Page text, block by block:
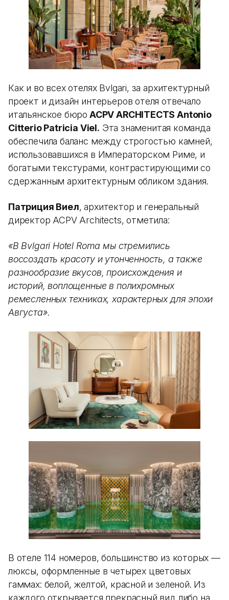
Как и во всех отелях Bvlgari, за архитектурный
проект и дизайн интерьеров отеля отвечало
итальянское бюро ACPV ARCHITECTS Antonio
Citterio Patricia Viel. Эта знаменитая команда
обеспечила баланс между строгостью камней,
использовавшихся в Императорском Риме, и
богатыми текстурами, контрастирующими со
сдержанным архитектурным обликом здания.
Патриция Виел, архитектор и генеральный
директор ACPV Architects, отметила:
«В Bvlgari Hotel Roma мы стремились
воссоздать красоту и утонченность, а также
разнообразие вкусов, происхождения и
историй, воплощенные в полихромных
ремесленных техниках, характерных для эпохи
Августа».
В отеле 114 номеров, большинство из которых —
люксы, оформленные в четырех цветовых
гаммах: белой, желтой, красной и зеленой. Из
каждого открывается прекрасный вид либо на